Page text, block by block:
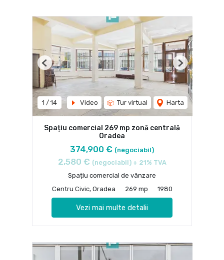
1 / 14 Video Tur virtual Harta
Previous Next
Spațiu comercial 269 mp zonă centrală
Oradea
374,900 € (negociabil)
2,580 € (negociabil) + 21% TVA
Spațiu comercial de vânzare
Centru Civic, Oradea
269 mp 1980
Vezi mai multe detalii